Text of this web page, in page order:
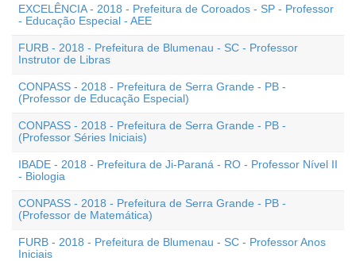
EXCELÊNCIA - 2018 - Prefeitura de Coroados - SP - Professor
- Educação Especial - AEE
FURB - 2018 - Prefeitura de Blumenau - SC - Professor
Instrutor de Libras
CONPASS - 2018 - Prefeitura de Serra Grande - PB -
(Professor de Educação Especial)
CONPASS - 2018 - Prefeitura de Serra Grande - PB -
(Professor Séries Iniciais)
IBADE - 2018 - Prefeitura de Ji-Paraná - RO - Professor Nível II
- Biologia
CONPASS - 2018 - Prefeitura de Serra Grande - PB -
(Professor de Matemática)
FURB - 2018 - Prefeitura de Blumenau - SC - Professor Anos
Iniciais